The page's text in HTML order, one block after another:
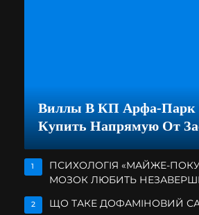
Виллы В КП Арфа-Парк
Купить Напрямую От
1
ПСИХОЛОГІЯ «МАЙЖЕ-
МОЗОК ЛЮБИТЬ
2 ЩО ТАКЕ ДОФАМІНОВИЙ